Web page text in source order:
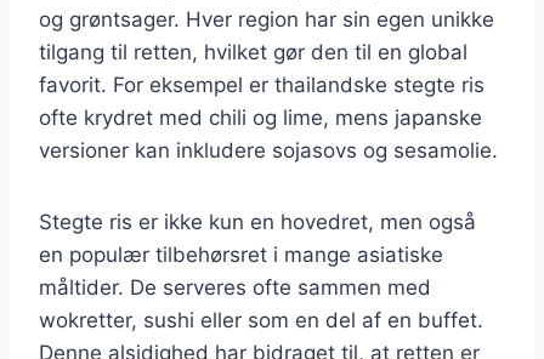
og grøntsager. Hver region har sin egen unikke
tilgang til retten, hvilket gør den til en global
favorit. For eksempel er thailandske stegte ris
ofte krydret med chili og lime, mens japanske
versioner kan inkludere sojasovs og sesamolie.
Stegte ris er ikke kun en hovedret, men også
en populær tilbehørsret i mange asiatiske
måltider. De serveres ofte sammen med
wokretter, sushi eller som en del af en buffet.
Denne alsidighed har bidraget til, at retten er